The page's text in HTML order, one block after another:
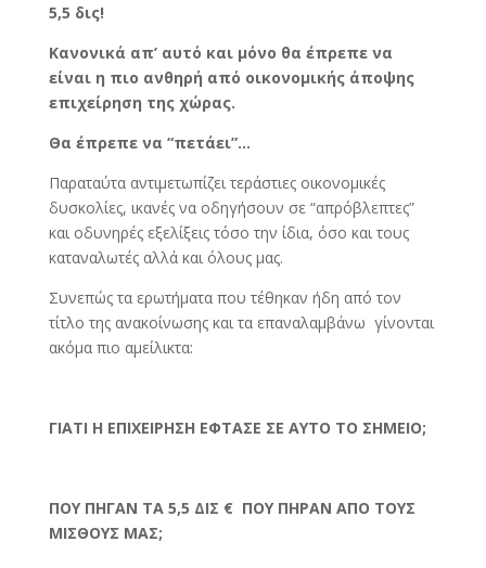
5,5 δις!
Κανονικά απ’ αυτό και μόνο θα έπρεπε να
είναι η πιο ανθηρή από οικονομικής άποψης
επιχείρηση της χώρας.
Θα έπρεπε να “πετάει”…
Παραταύτα αντιμετωπίζει τεράστιες οικονομικές
δυσκολίες, ικανές να οδηγήσουν σε “απρόβλεπτες”
και οδυνηρές εξελίξεις τόσο την ίδια, όσο και τους
καταναλωτές αλλά και όλους μας.
Συνεπώς τα ερωτήματα που τέθηκαν ήδη από τον
τίτλο της ανακοίνωσης και τα επαναλαμβάνω γίνονται
ακόμα πιο αμείλικτα:
ΓΙΑΤΙ Η ΕΠΙΧΕΙΡΗΣΗ ΕΦΤΑΣΕ ΣΕ ΑΥΤΟ ΤΟ ΣΗΜΕΙΟ;
ΠΟΥ ΠΗΓΑΝ ΤΑ 5,5 ΔΙΣ € ΠΟΥ ΠΗΡΑΝ ΑΠΟ ΤΟΥΣ
ΜΙΣΘΟΥΣ ΜΑΣ;